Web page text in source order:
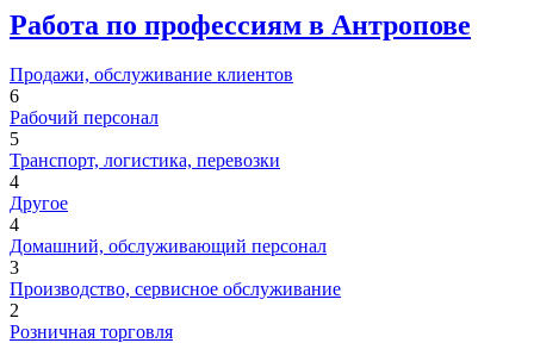
Работа по профессиям в Антропове
Продажи, обслуживание клиентов
6
Рабочий персонал
5
Транспорт, логистика, перевозки
4
Другое
4
Домашний, обслуживающий персонал
3
Производство, сервисное обслуживание
2
Розничная торговля